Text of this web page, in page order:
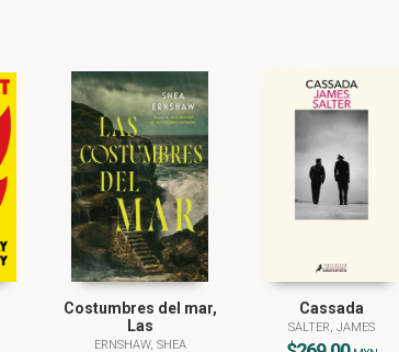
Costumbres del mar,
Las
ERNSHAW, SHEA
Cassada
SALTER, JAMES